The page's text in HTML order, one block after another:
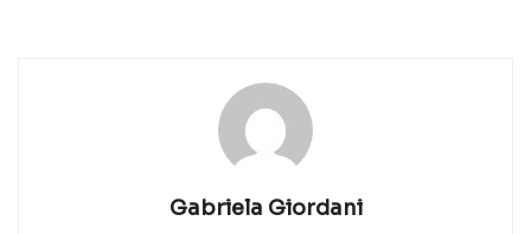
Gabriela Giordani